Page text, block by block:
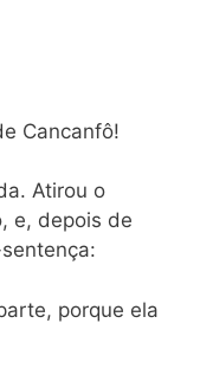
Cancanfô!
Atirou o
e, depois de
porque ela